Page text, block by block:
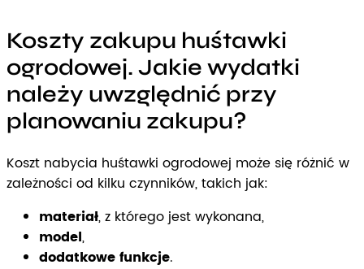
Koszty zakupu huśtawki
ogrodowej. Jakie wydatki
należy uwzględnić przy
planowaniu zakupu?
Koszt nabycia huśtawki ogrodowej może się różnić w
zależności od kilku czynników, takich jak:
materiał, z którego jest wykonana,
model,
dodatkowe funkcje.